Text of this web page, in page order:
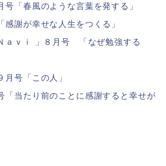
号「春風のような言葉を発する」
感謝が幸せな人生をつくる」
ａｖｉ 」８月号 「なぜ勉強する
月号「この人」
「当たり前のことに感謝すると幸せが